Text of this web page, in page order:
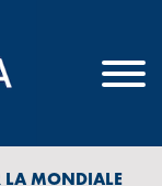
LA MONDIALE